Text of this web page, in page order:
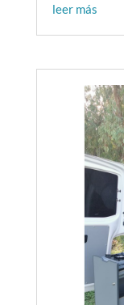
leer más